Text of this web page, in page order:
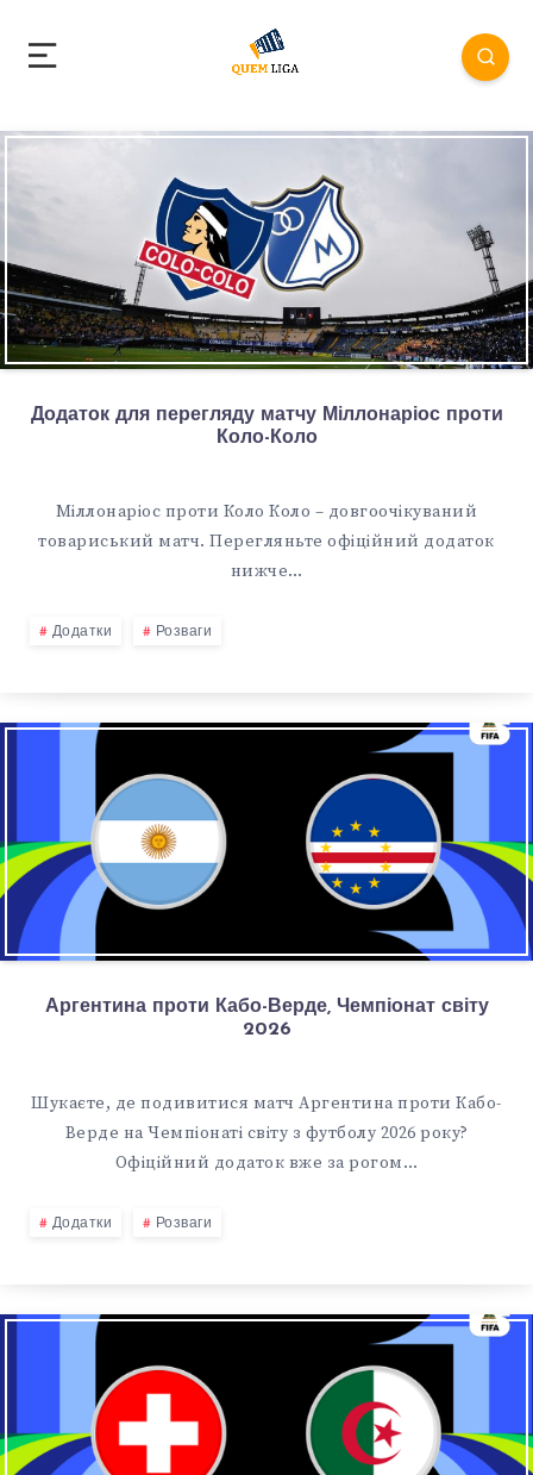
Додаток для перегляду матчу Міллонаріос проти
Коло-Коло
Міллонаріос проти Коло Коло – довгоочікуваний
товариський матч. Перегляньте офіційний додаток
нижче…
Додатки Розваги
Аргентина проти Кабо-Верде, Чемпіонат світу
2026
Шукаєте, де подивитися матч Аргентина проти Кабо-
Верде на Чемпіонаті світу з футболу 2026 року?
Офіційний додаток вже за рогом…
Додатки Розваги